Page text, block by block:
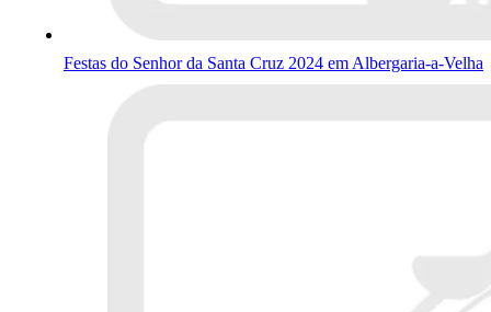
Festas do Senhor da Santa Cruz 2024 em Albergaria-a-Velha